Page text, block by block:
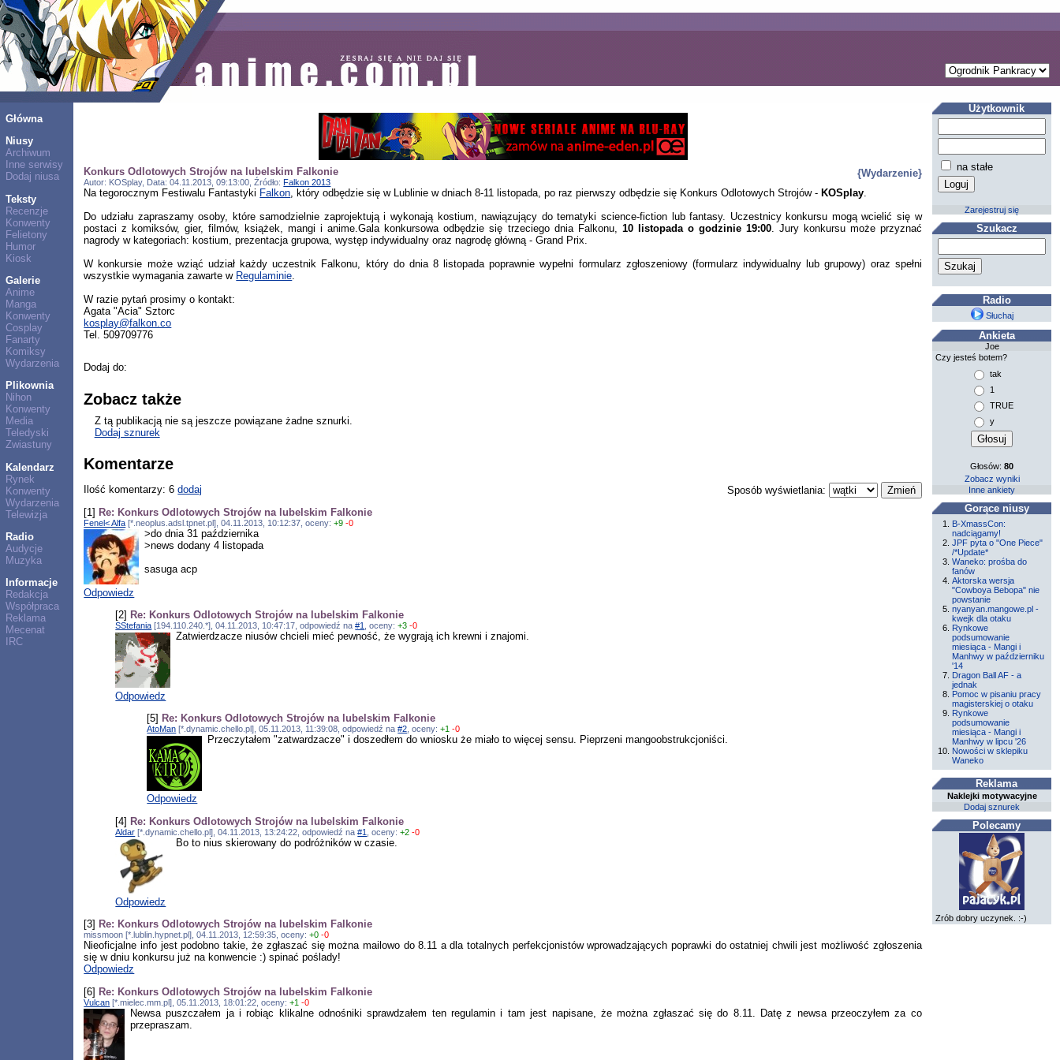
Główna
Niusy
Archiwum
Inne serwisy
Dodaj niusa
Teksty
Recenzje
Konwenty
Felietony
Humor
Kiosk
Galerie
Anime
Manga
Konwenty
Cosplay
Fanarty
Komiksy
Wydarzenia
Plikownia
Nihon
Konwenty
Media
Teledyski
Zwiastuny
Kalendarz
Rynek
Konwenty
Wydarzenia
Telewizja
Radio
Audycje
Muzyka
Informacje
Redakcja
Współpraca
Reklama
Mecenat
IRC
{Wydarzenie}
Konkurs Odlotowych Strojów na lubelskim Falkonie
Autor: KOSplay, Data: 04.11.2013, 09:13:00, Źródło:Falkon 2013
Na tegorocznym Festiwalu Fantastyki Falkon , który odbędzie się w Lublinie w dniach 8-11 listopada, po raz pierwszy odbędzie się Konkurs Odlotowych Strojów -KOSplay
Do udziału zapraszamy osoby, które samodzielnie zaprojektują i wykonają kostium, nawiązujący do tematyki science-fiction lub fantasy. Uczestnicy konkursu mogą wcielić się w
postaci z komiksów, gier, filmów, książek, mangi i anime.Gala konkursowa odbędzie się trzeciego dnia Falkonu, 10 listopada o godzinie 19:00. Jury konkursu może przyznać
nagrody w kategoriach: kostium, prezentacja grupowa, występ indywidualny oraz nagrodę główną - Grand Prix.
W konkursie może wziąć udział każdy uczestnik Falkonu, który do dnia 8 listopada poprawnie wypełni formularz zgłoszeniowy (formularz indywidualny lub grupowy) oraz spełni
wszystkie wymagania zawarte w Regulaminie
W razie pytań prosimy o kontakt:
Agata "Acia" Sztorc
kosplay@falkon.co
Tel. 509709776
Dodaj do:
Zobacz także
Z tą publikacją nie są jeszcze powiązane żadne sznurki.
Dodaj sznurek
Komentarze
Sposób wyświetlania:
Ilość komentarzy: 6dodaj
[1] Re: Konkurs Odlotowych Strojów na lubelskim Falkonie
Fenel< Alfa [*.neoplus.adsl.tpnet.pl], 04.11.2013, 10:12:37, oceny:+9 -0
>do dnia 31 października
>news dodany 4 listopada
sasuga acp
Odpowiedz
[2] Re: Konkurs Odlotowych Strojów na lubelskim Falkonie
SStefania [194.110.240.*], 04.11.2013, 10:47:17, odpowiedź na#1 , oceny:+3 -0
Zatwierdzacze niusów chcieli mieć pewność, że wygrają ich krewni i znajomi.
Odpowiedz
[5] Re: Konkurs Odlotowych Strojów na lubelskim Falkonie
AtoMan [*.dynamic.chello.pl], 05.11.2013, 11:39:08, odpowiedź na#2 , oceny:+1 -0
Przeczytałem "zatwardzacze" i doszedłem do wniosku że miało to więcej sensu. Pieprzeni mangoobstrukcjoniści.
Odpowiedz
[4] Re: Konkurs Odlotowych Strojów na lubelskim Falkonie
Aldar [*.dynamic.chello.pl], 04.11.2013, 13:24:22, odpowiedź na#1 , oceny:+2 -0
Bo to nius skierowany do podróżników w czasie.
Odpowiedz
[3] Re: Konkurs Odlotowych Strojów na lubelskim Falkonie
missmoon [*.lublin.hypnet.pl], 04.11.2013, 12:59:35, oceny:+0 -0
Nieoficjalne info jest podobno takie, że zgłaszać się można mailowo do 8.11 a dla totalnych perfekcjonistów wprowadzających poprawki do ostatniej chwili jest możliwość zgłoszenia
się w dniu konkursu już na konwencie :) spinać poślady!
Odpowiedz
[6] Re: Konkurs Odlotowych Strojów na lubelskim Falkonie
Vulcan [*.mielec.mm.pl], 05.11.2013, 18:01:22, oceny:+1 -0
Newsa puszczałem ja i robiąc klikalne odnośniki sprawdzałem ten regulamin i tam jest napisane, że można zgłaszać się do 8.11. Datę z newsa przeoczyłem za co
przepraszam.
Użytkownik
na stałe
Zarejestruj się
Szukacz
Radio
Słuchaj
Ankieta
Joe
Czy jesteś botem?
tak
1
TRUE
y
Głosów:80
Zobacz wyniki
Inne ankiety
Gorące niusy
B-XmassCon:
nadciągamy!
JPF pyta o "One Piece"
/*Update*
Waneko: prośba do
fanów
Aktorska wersja
"Cowboya Bebopa" nie
powstanie
nyanyan.mangowe.pl -
kwejk dla otaku
Rynkowe
podsumowanie
miesiąca - Mangi i
Manhwy w październiku
'14
Dragon Ball AF - a
jednak
Pomoc w pisaniu pracy
magisterskiej o otaku
Rynkowe
podsumowanie
miesiąca - Mangi i
Manhwy w lipcu '26
Nowości w sklepiku
Waneko
Reklama
Naklejki motywacyjne
Dodaj sznurek
Polecamy
Zrób dobry uczynek. :-)